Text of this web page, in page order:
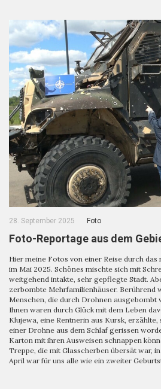
28. September 2025 Foto
Foto-Reportage aus dem
Hier meine Fotos von einer Reise durch
im Mai 2025. Schönes mischte sich mit
weitgehend intakte, sehr gepflegte Stadt.
zerbombte Mehrfamilienhäuser. Berührend
Menschen, die durch Drohnen ausgebombt
Ihnen waren durch Glück mit dem Leben
Klujewa, eine Rentnerin aus Kursk, erzählte,
einer Drohne aus dem Schlaf gerissen
Karton mit ihren Ausweisen schnappen
Treppe, die mit Glasscherben übersät war,
April war für uns alle wie ein zweiter